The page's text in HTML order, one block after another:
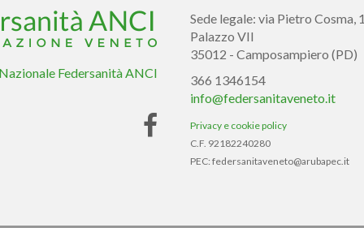
Federsanità ANCI
Sede legale: via Pietro Cosma, 1
Palazzo VII
35012 - Camposampiero (PD)
366 1346154
info@federsanitaveneto.it
Privacy e cookie policy
C.F. 92182240280
PEC: federsanitaveneto@arubapec.it